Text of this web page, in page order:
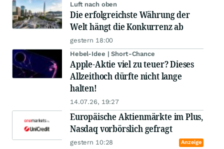
Luft nach oben
Die erfolgreichste Währung der
Welt hängt die Konkurrenz ab
gestern 18:00
Hebel-Idee | Short-Chance
Apple-Aktie viel zu teuer? Dieses
Allzeithoch dürfte nicht lange
halten!
14.07.26, 19:27
Europäische Aktienmärkte im Plus,
Nasdaq vorbörslich gefragt
gestern 10:28 Anzeige